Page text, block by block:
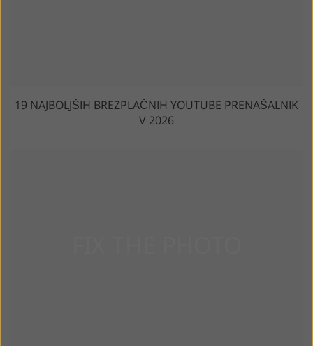
19 NAJBOLJŠIH BREZPLAČNIH YOUTUBE PRENAŠALNIK
V 2026